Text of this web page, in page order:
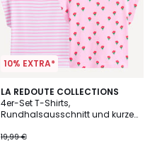
10% EXTRA*
LA REDOUTE COLLECTIONS
4er-Set T-Shirts,
Rundhalsausschnitt und kurze
19,99 €
2
/
5